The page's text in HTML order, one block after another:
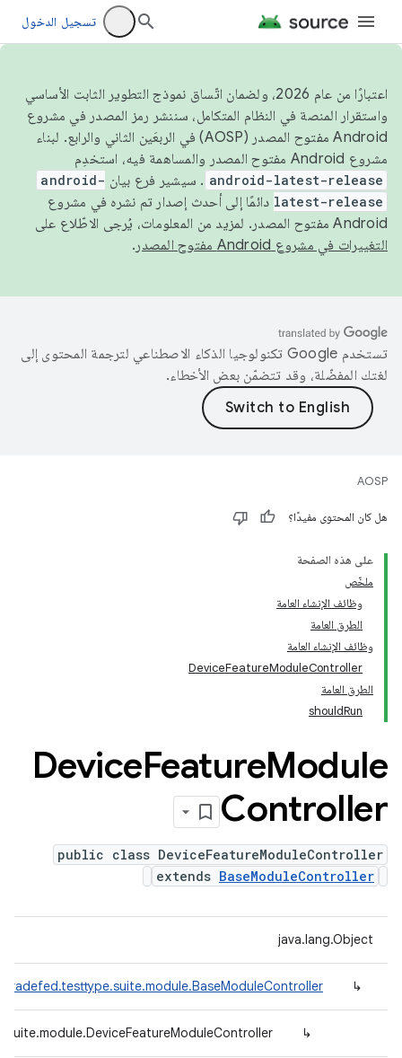
تسجيل الدخول
اعتبارًا من عام 2026، ولضمان اتّساق نموذج التطوير الثابت الأساسي
واستقرار المنصة في النظام المتكامل، سننشر رمز المصدر في مشروع
Android مفتوح المصدر (AOSP) في الربعَين الثاني والرابع. لبناء
مشروع Android مفتوح المصدر والمساهمة فيه، استخدِم
android-latest-release . سيشير فرع بيان android-
latest-release دائمًا إلى أحدث إصدار تم نشره في مشروع
Android مفتوح المصدر. لمزيد من المعلومات، يُرجى الاطّلاع على
التغييرات في مشروع Android مفتوح المصدر
.
تستخدم Google تكنولوجيا الذكاء الاصطناعي لترجمة المحتوى إلى
لغتك المفضّلة، وقد تتضمّن بعض الأخطاء.
AOSP
هل كان المحتوى مفيدًا؟
على هذه الصفحة
ملخّص
وظائف الإنشاء العامة
الطرق العامة
وظائف الإنشاء العامة
DeviceFeatureModuleController
الطرق العامة
shouldRun
DeviceFeatureModule
Controller
public class DeviceFeatureModuleController
extends BaseModuleController
java.lang.Object
↳
↳